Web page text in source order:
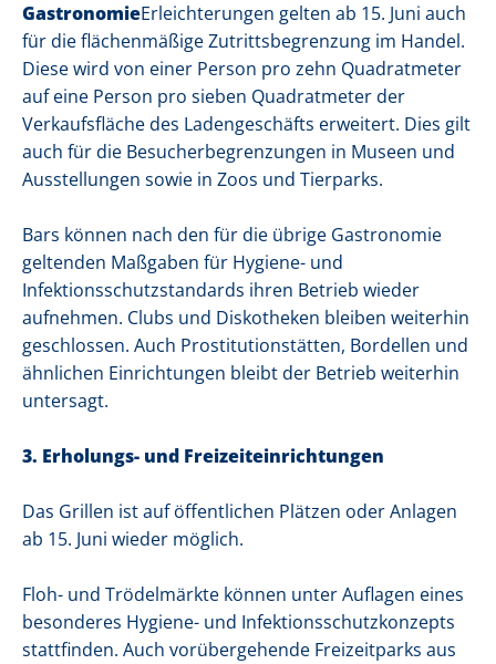
GastronomieErleichterungen gelten ab 15. Juni auch
für die flächenmäßige Zutrittsbegrenzung im Handel.
Diese wird von einer Person pro zehn Quadratmeter
auf eine Person pro sieben Quadratmeter der
Verkaufsfläche des Ladengeschäfts erweitert. Dies gilt
auch für die Besucherbegrenzungen in Museen und
Ausstellungen sowie in Zoos und Tierparks.
Bars können nach den für die übrige Gastronomie
geltenden Maßgaben für Hygiene- und
Infektionsschutzstandards ihren Betrieb wieder
aufnehmen. Clubs und Diskotheken bleiben weiterhin
geschlossen. Auch Prostitutionstätten, Bordellen und
ähnlichen Einrichtungen bleibt der Betrieb weiterhin
untersagt.
3. Erholungs- und Freizeiteinrichtungen
Das Grillen ist auf öffentlichen Plätzen oder Anlagen
ab 15. Juni wieder möglich.
Floh- und Trödelmärkte können unter Auflagen eines
besonderes Hygiene- und Infektionsschutzkonzepts
stattfinden. Auch vorübergehende Freizeitparks aus